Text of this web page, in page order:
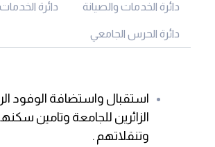
دائرة الخدمات والصيانة دائرة الخدمات
دائرة الحرس الجامعي
استقبال واستضافة الوفود
الزائرين للجامعة وتامين
وتنقلاتهم .